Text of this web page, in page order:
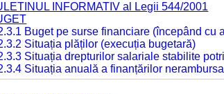
INFORMATIV al Legii 544/2001
Buget pe surse financiare (începând cu
Situația plăților (execuția bugetară)
Situația drepturilor salariale stabilite
Situația anuală a finanțărilor